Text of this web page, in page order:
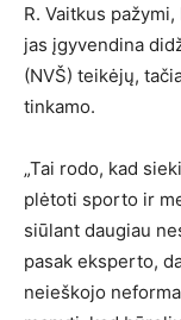
R. Vaitkus
jas įgyvendina
(NVŠ) teikėjų,
tinkamo.
„Tai rodo, kad
plėtoti sporto ir
siūlant daugiau
pasak eksperto,
neieškojo